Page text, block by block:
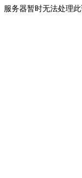
服务器暂时无法处理